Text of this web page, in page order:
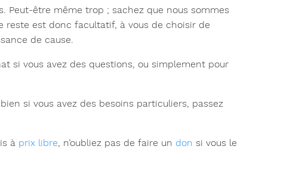
Peut-être même trop ; sachez que nous sommes
reste est donc facultatif, à vous de choisir de
de cause.
si vous avez des questions, ou simplement pour
si vous avez des besoins particuliers, passez
à prix libre, n’oubliez pas de faire un don si vous le